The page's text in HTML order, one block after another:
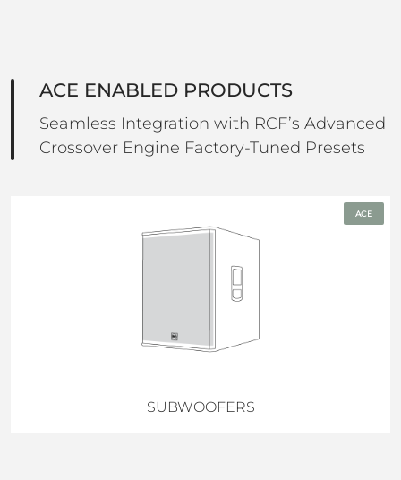
ACE ENABLED PRODUCTS
Seamless Integration with RCF’s Advanced
Crossover Engine Factory-Tuned Presets
ACE
SUBWOOFERS